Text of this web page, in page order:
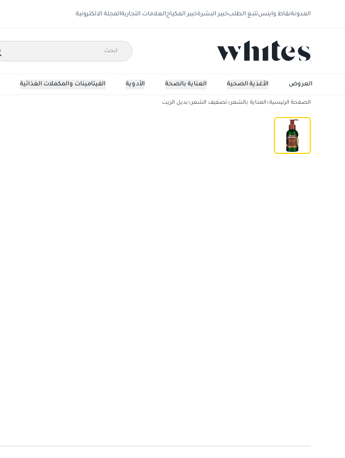
المدونةنقاط وايتستتبع الطلبخبير البشرةخبير المكياجالعلامات التجاريةالمجلة الالكترونية
الفيتامينات والمكملات الغذائية الأدوية العناية بالصحة الأغذية الصحية العروض
الصفحة الرئيسية العناية بالشعر تصفيف الشعر بديل الزيت